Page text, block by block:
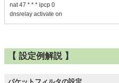
nat 47 * * * ipcp 0
dnsrelay activate on
【 設定例解説 】